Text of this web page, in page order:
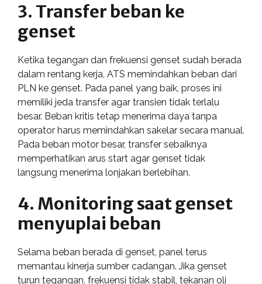
3. Transfer beban ke
genset
Ketika tegangan dan frekuensi genset sudah berada
dalam rentang kerja, ATS memindahkan beban dari
PLN ke genset. Pada panel yang baik, proses ini
memiliki jeda transfer agar transien tidak terlalu
besar. Beban kritis tetap menerima daya tanpa
operator harus memindahkan sakelar secara manual.
Pada beban motor besar, transfer sebaiknya
memperhatikan arus start agar genset tidak
langsung menerima lonjakan berlebihan.
4. Monitoring saat genset
menyuplai beban
Selama beban berada di genset, panel terus
memantau kinerja sumber cadangan. Jika genset
turun tegangan, frekuensi tidak stabil, tekanan oli